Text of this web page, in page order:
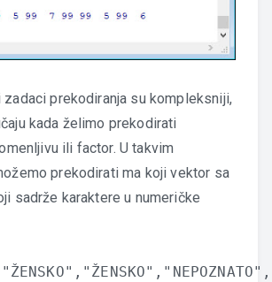
prekodiranja su kompleksniji,
kada želimo prekodirati
ili factor. U takvim
prekodirati ma koji vektor sa
sadrže karaktere u numeričke